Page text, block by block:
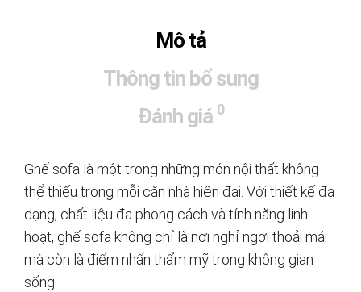
Mô tả
Thông tin bổ sung
Đánh giá 0
Ghế sofa là một trong những món nội thất không
thể thiếu trong mỗi căn nhà hiện đại. Với thiết kế đa
dạng, chất liệu đa phong cách và tính năng linh
hoạt, ghế sofa không chỉ là nơi nghỉ ngơi thoải mái
mà còn là điểm nhấn thẩm mỹ trong không gian
sống.